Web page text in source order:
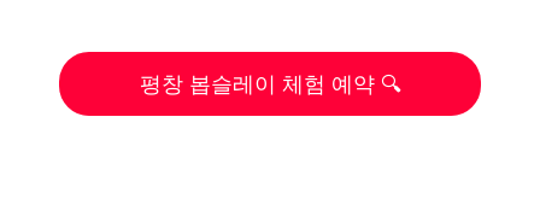
평창 봅슬레이 체험 예약 🔍